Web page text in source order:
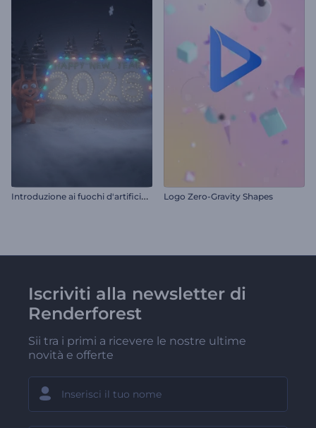
I
ntroduzione ai fuochi d'artificio di Capodanno di Rendy Logo Zero-Gravity Shapes
Iscriviti alla newsletter di
Renderforest
Sii tra i primi a ricevere le nostre ultime
novità e offerte